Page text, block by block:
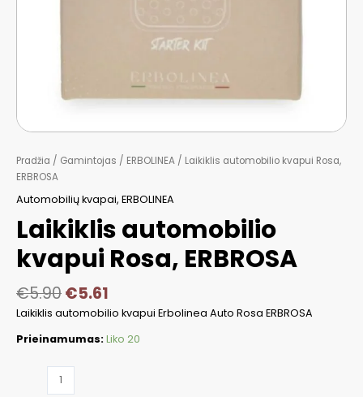
Pradžia / Gamintojas / ERBOLINEA / Laikiklis automobilio kvapui Rosa,
ERBROSA
Automobilių kvapai, ERBOLINEA
Laikiklis automobilio
kvapui Rosa, ERBROSA
€5.90€5.61
Laikiklis automobilio kvapui Erbolinea Auto Rosa ERBROSA
Prieinamumas:Liko 20
produkto